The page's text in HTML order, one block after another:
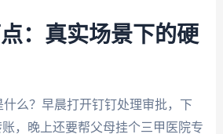
：真实场景下的硬
么？早晨打开钉钉处理审批，下
，晚上还要帮父母挂个三甲医院专